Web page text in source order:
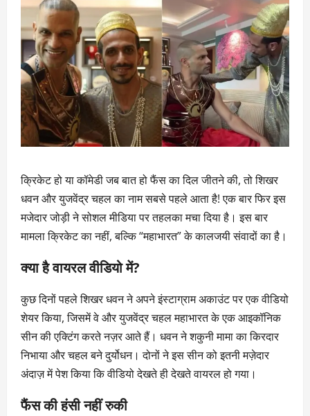
क्रिकेट हो या कॉमेडी जब बात हो फैंस का दिल जीतने की, तो शिखर
धवन और युजवेंद्र चहल का नाम सबसे पहले आता है! एक बार फिर इस
मजेदार जोड़ी ने सोशल मीडिया पर तहलका मचा दिया है। इस बार
मामला क्रिकेट का नहीं, बल्कि “महाभारत” के कालजयी संवादों का है।
क्या है वायरल वीडियो में?
कुछ दिनों पहले शिखर धवन ने अपने इंस्टाग्राम अकाउंट पर एक वीडियो
शेयर किया, जिसमें वे और युजवेंद्र चहल महाभारत के एक आइकॉनिक
सीन की एक्टिंग करते नज़र आते हैं। धवन ने शकुनी मामा का किरदार
निभाया और चहल बने दुर्योधन। दोनों ने इस सीन को इतनी मज़ेदार
अंदाज़ में पेश किया कि वीडियो देखते ही देखते वायरल हो गया।
फैंस की हंसी नहीं रुकी